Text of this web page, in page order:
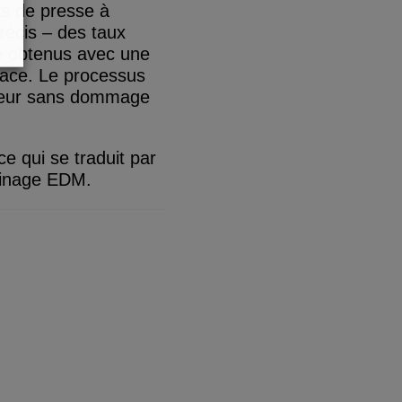
de presse à
– des taux
obtenus avec une
Le processus
sans dommage
qui se traduit par
EDM.